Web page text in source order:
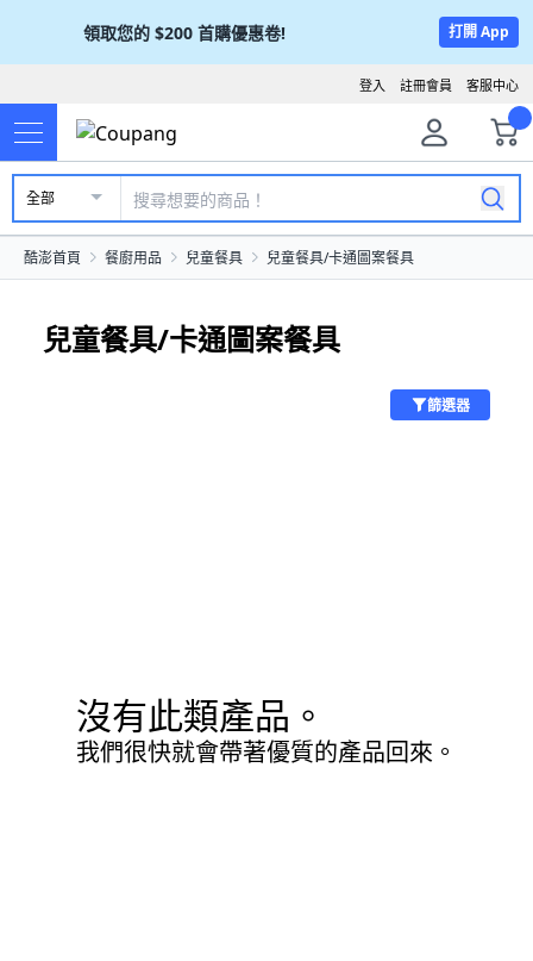
領取您的 $200 首購優惠卷! 打開 App
客服中心
註冊會員
登入
全部
酷澎首頁 餐廚用品 兒童餐具 兒童餐具/卡通圖案餐具
兒童餐具/卡通圖案餐具
篩選器
沒有此類產品。
我們很快就會帶著優質的產品回來。